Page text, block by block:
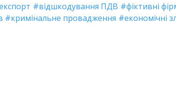
відшкодування ПДВ фіктивні
кримінальне провадження економічні